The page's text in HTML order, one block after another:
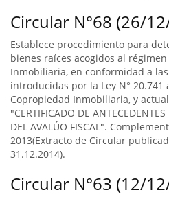
Circular N°68 (26/
Establece procedimiento para
bienes raíces acogidos al
Inmobiliaria, en conformidad a
introducidas por la Ley N° 20.741
Copropiedad Inmobiliaria, y
"CERTIFICADO DE
DEL AVALÚO FISCAL".
2013(Extracto de Circular
31.12.2014).
Circular N°63 (12/